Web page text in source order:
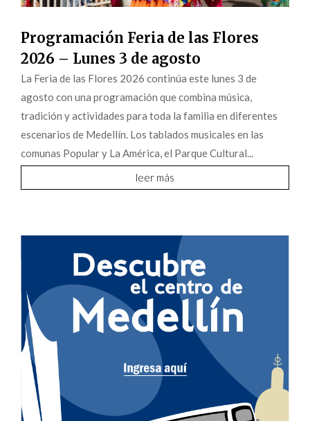
Programación Feria de las Flores
2026 – Lunes 3 de agosto
La Feria de las Flores 2026 continúa este lunes 3 de
agosto con una programación que combina música,
tradición y actividades para toda la familia en diferentes
escenarios de Medellín. Los tablados musicales en las
comunas Popular y La América, el Parque Cultural...
leer más